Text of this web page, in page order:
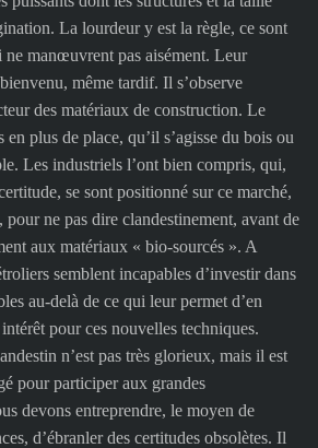
La lourdeur y est la règle, ce sont
ne manœuvrent pas aisément. Leur
même tardif. Il s’observe
des matériaux de construction. Le
plus de place, qu’il s’agisse du bois ou
Les industriels l’ont bien compris, qui,
se sont positionné sur ce marché,
pour ne pas dire clandestinement, avant de
aux matériaux « bio-sourcés ». A
semblent incapables d’investir dans
au-delà de ce qui leur permet d’en
pour ces nouvelles techniques.
n’est pas très glorieux, mais il est
pour participer aux grandes
devons entreprendre, le moyen de
d’ébranler des certitudes obsolètes. Il